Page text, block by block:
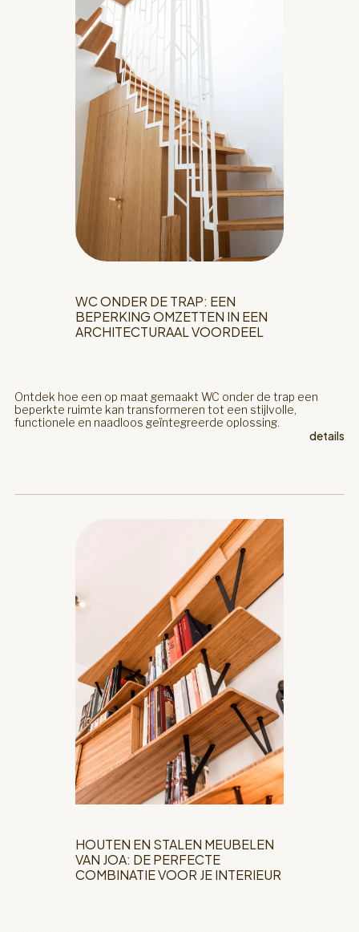
WC ONDER DE TRAP: EEN
BEPERKING OMZETTEN IN EEN
ARCHITECTURAAL VOORDEEL
Ontdek hoe een op maat gemaakt WC onder de trap een
beperkte ruimte kan transformeren tot een stijlvolle,
functionele en naadloos geïntegreerde oplossing.
details
HOUTEN EN STALEN MEUBELEN
VAN JOA: DE PERFECTE
COMBINATIE VOOR JE INTERIEUR